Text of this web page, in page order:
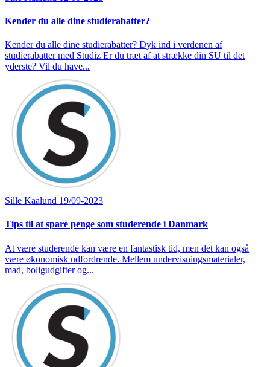
Kender du alle dine studierabatter?
Kender du alle dine studierabatter? Dyk ind i verdenen af
studierabatter med Studiz Er du træt af at strække din SU til det
yderste? Vil du have...
Sille Kaalund 19/09-2023
Tips til at spare penge som studerende i Danmark
At være studerende kan være en fantastisk tid, men det kan også
være økonomisk udfordrende. Mellem undervisningsmaterialer,
mad, boligudgifter og...